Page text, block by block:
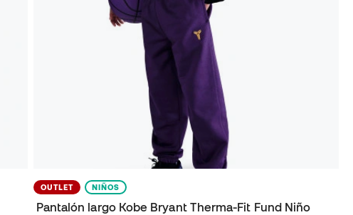
OUTLET NIÑOS
Pantalón largo Kobe Bryant Therma-Fit Fund Niño